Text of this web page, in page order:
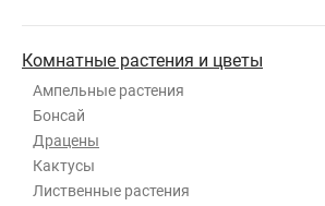
Комнатные растения и цветы
Ампельные растения
Бонсай
Драцены
Кактусы
Лиственные растения